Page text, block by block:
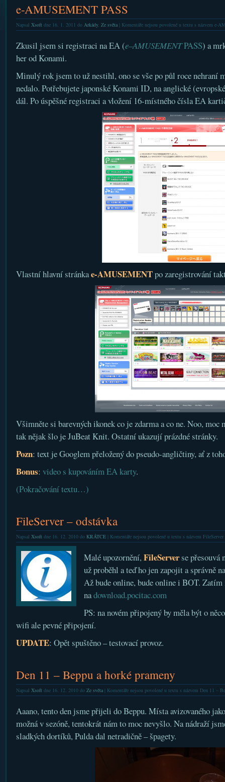
e-AMUSEMENT PASS
Napsal Xsoftdne 16. 1. 2011 do Arkády, Ze světa| Komentáře nejsou povolenéu textu s názvem e-
Zkusil jsem si registraci na EA (e–AMUSEMENTPASS) a
her od Konami.
Minulý rok jsem to už nestihl, ono se vše po půl roce nehraní
nedalo. Potřebujete japonské Konami ID, na anglické
dál. Po úspěšné registraci a vložení 16-místného čísla EA
Vlastní hlavní stránkae-AMUSEMENTpo zaregistrování
Všimněte si barevných ikonek co je zdarma a co ne. Noo, moc
tak nějak šlo je JuBeat Knit. Ostatní ukazují prázdné stránky.
Pozn: text je Googlem přeložený do pseudo-angličtiny, ať z
Bonus: video s kupováním EA karty.
(Pokračování textu…)
FileServer – odstávka
Napsal Xsoftdne 16. 12. 2010 do KRÁTCE| Komentáře nejsou povolenéu textu s názvem FileServer
Malé upozornění,FileServerse přesouvá
už proběhl a teď ho jen zapojit a správně
Až bude online, bude online i BOT.
nadownload.pocitac.com
PS: na novém připojený by měla být o
wifi ale pevné připojení.
UPDATE: Opět spuštěno – testovací provoz.
Den 11 – Beppu a horké prameny
Napsal Xsoftdne 16. 12. 2010 do Ze světa| Komentáře nejsou povolenéu textu s názvem Den 11 –
Aaano, tento den jsme přijeli do Beppu. Místa avizovaného
možná v sezóně, tentokrát nám to moc nevyšlo. Na nádraží
sladkých dortíků, Pulda dal netradičně – špagety.